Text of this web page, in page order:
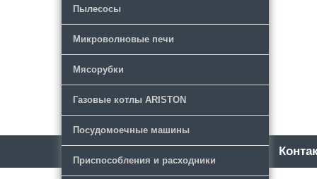
Пылесосы
Микроволновые печи
Мясорубки
Газовые котлы ARISTON
Посудомоечные машины
Приспособления и расходники